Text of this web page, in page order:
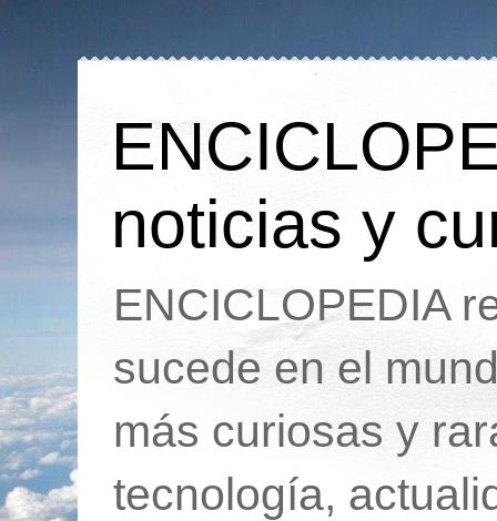
noticias y
ENCICLOPEDIA
sucede en el
más curiosas y
tecnología,